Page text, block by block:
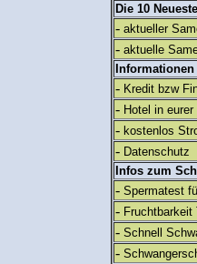
Die 10
- aktueller
- aktuelle
Informationen
- Kredit bzw
- Hotel in
- kostenlos
- Datenschutz
Infos zum
- Spermatest
- Fruchtbarkeit
- Schnell
-